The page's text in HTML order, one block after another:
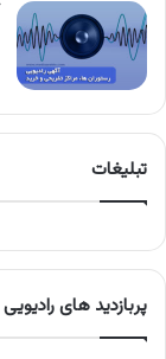
تبلیغات
پربازدید های رادیویی